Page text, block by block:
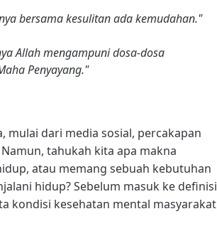
bersama kesulitan ada kemudahan."
Allah mengampuni dosa-dosa
Penyayang."
mulai dari media sosial, percakapan
tahukah kita apa makna
atau memang sebuah kebutuhan
hidup? Sebelum masuk ke definisi
kondisi kesehatan mental masyarakat